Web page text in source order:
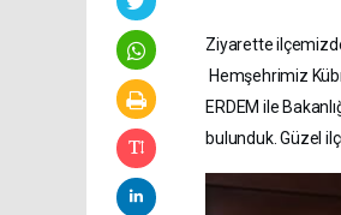
Ziyarette
Hemşehrimiz
ERDEM ile
bulunduk. Güzel